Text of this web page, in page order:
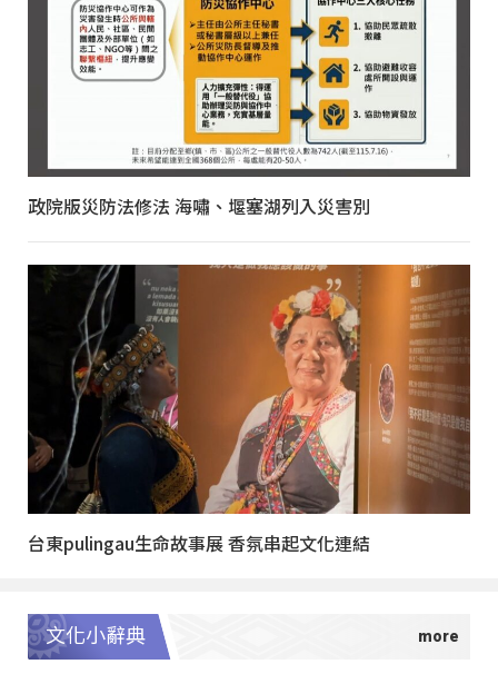
政院版災防法修法 海嘯、堰塞湖列入災害別
台東pulingau生命故事展 香氛串起文化連結
文化小辭典